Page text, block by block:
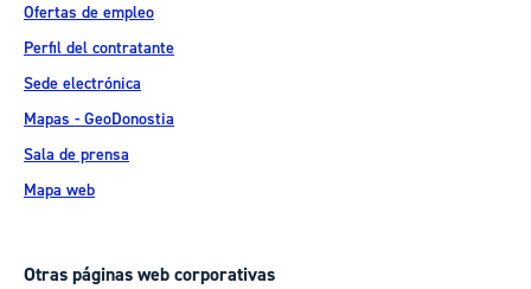
Ofertas de empleo
Perfil del contratante
Sede electrónica
Mapas - GeoDonostia
Sala de prensa
Mapa web
Otras páginas web corporativas